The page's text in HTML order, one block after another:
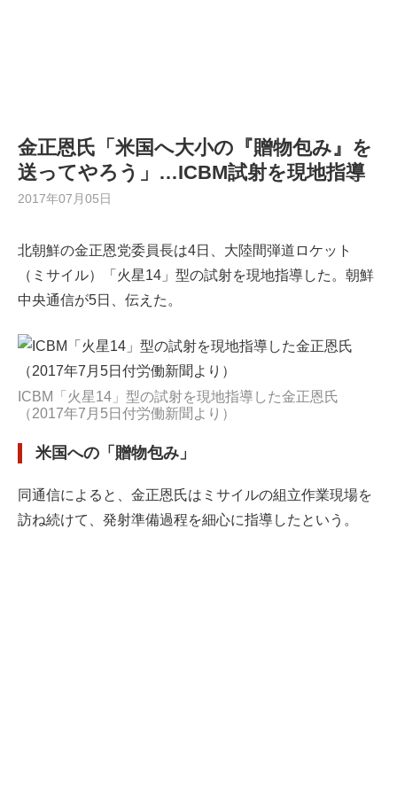
金正恩氏「米国へ大小の『贈物包み』を
送ってやろう」…ICBM試射を現地指導
2017年07月05日
北朝鮮の金正恩党委員長は4日、大陸間弾道ロケット
（ミサイル）「火星14」型の試射を現地指導した。朝鮮
中央通信が5日、伝えた。
ICBM「火星14」型の試射を現地指導した金正恩氏
（2017年7月5日付労働新聞より）
米国への「贈物包み」
同通信によると、金正恩氏はミサイルの組立作業現場を
訪ね続けて、発射準備過程を細心に指導したという。